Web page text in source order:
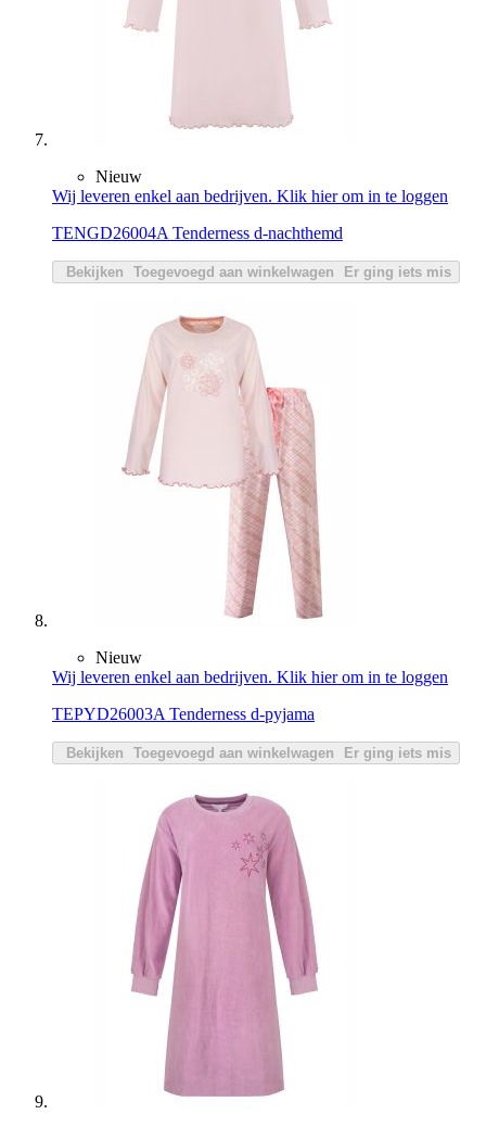
Nieuw
Wij leveren enkel aan bedrijven. Klik hier om in te loggen
TENGD26004A Tenderness d-nachthemd
Bekijken Toegevoegd aan winkelwagen Er ging iets mis
Nieuw
Wij leveren enkel aan bedrijven. Klik hier om in te loggen
TEPYD26003A Tenderness d-pyjama
Bekijken Toegevoegd aan winkelwagen Er ging iets mis